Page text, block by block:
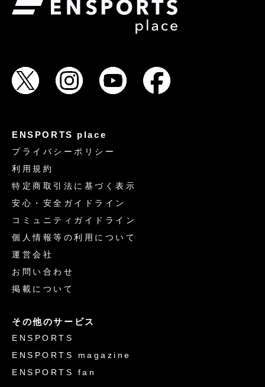
ENSPORTS place
プライバシーポリシー
利用規約
特定商取引法に基づく表示
安心・安全ガイドライン
コミュニティガイドライン
個人情報等の利用について
運営会社
お問い合わせ
掲載について
その他のサービス
ENSPORTS
ENSPORTS magazine
ENSPORTS fan